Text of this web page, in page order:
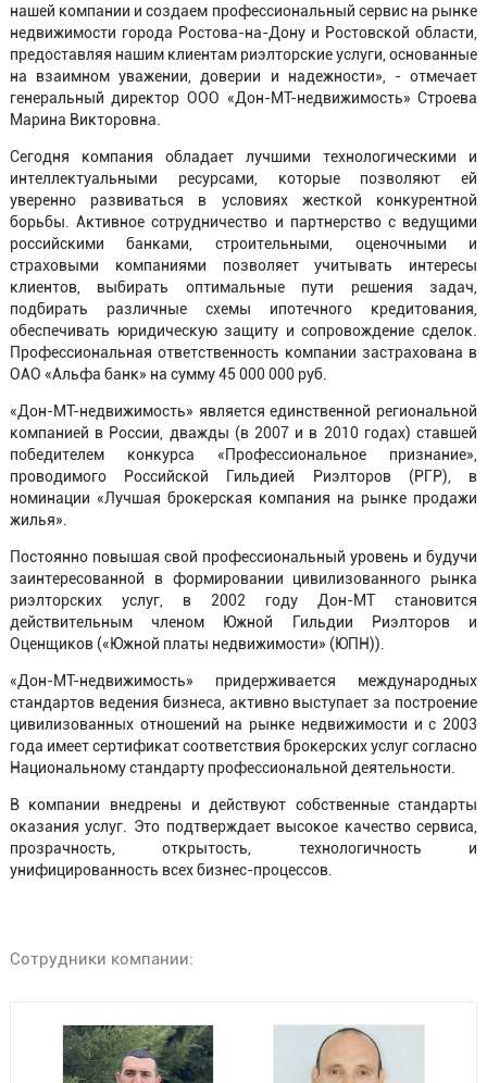
нашей компании и создаем профессиональный сервис на рынке
недвижимости города Ростова-на-Дону и Ростовской области,
предоставляя нашим клиентам риэлторские услуги, основанные
на взаимном уважении, доверии и надежности», - отмечает
генеральный директор ООО «Дон-МТ-недвижимость» Строева
Марина Викторовна.
Сегодня компания обладает лучшими технологическими и
интеллектуальными ресурсами, которые позволяют ей
уверенно развиваться в условиях жесткой конкурентной
борьбы. Активное сотрудничество и партнерство с ведущими
российскими банками, строительными, оценочными и
страховыми компаниями позволяет учитывать интересы
клиентов, выбирать оптимальные пути решения задач,
подбирать различные схемы ипотечного кредитования,
обеспечивать юридическую защиту и сопровождение сделок.
Профессиональная ответственность компании застрахована в
ОАО «Альфа банк» на сумму 45 000 000 руб.
«Дон-МТ-недвижимость» является единственной региональной
компанией в России, дважды (в 2007 и в 2010 годах) ставшей
победителем конкурса «Профессиональное признание»,
проводимого Российской Гильдией Риэлторов (РГР), в
номинации «Лучшая брокерская компания на рынке продажи
жилья».
Постоянно повышая свой профессиональный уровень и будучи
заинтересованной в формировании цивилизованного рынка
риэлторских услуг, в 2002 году Дон-МТ становится
действительным членом Южной Гильдии Риэлторов и
Оценщиков («Южной платы недвижимости» (ЮПН)).
«Дон-МТ-недвижимость» придерживается международных
стандартов ведения бизнеса, активно выступает за построение
цивилизованных отношений на рынке недвижимости и с 2003
года имеет сертификат соответствия брокерских услуг согласно
Национальному стандарту профессиональной деятельности.
В компании внедрены и действуют собственные стандарты
оказания услуг. Это подтверждает высокое качество сервиса,
прозрачность, открытость, технологичность и
унифицированность всех бизнес-процессов.
Cотрудники компании: